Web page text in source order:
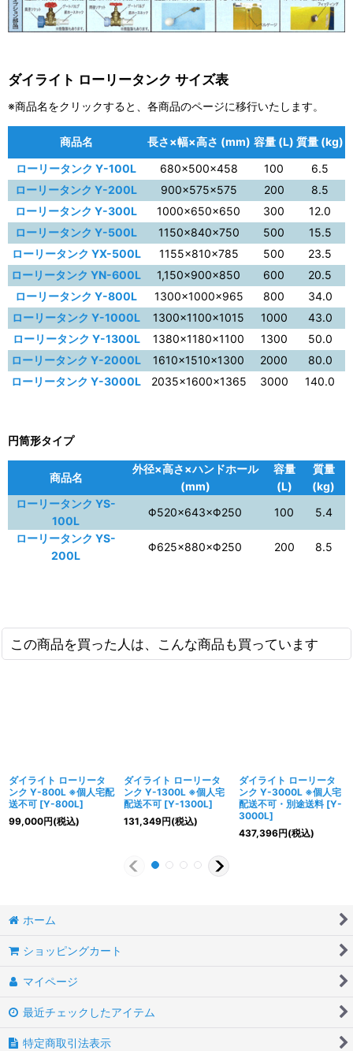
ダイライト ローリータンク サイズ表
※商品名をクリックすると、各商品のページに移行いたします。
商品名 長さ×幅×高さ (mm) 容量 (L) 質量 (kg)
ローリータンク Y-100L
680×500×458 100
6.5
ローリータンク Y-200L
900×575×575 200
8.5
ローリータンク Y-300L
1000×650×650 300
12.0
ローリータンク Y-500L
1150×840×750 500
15.5
ローリータンク YX-500L
1155×810×785 500
23.5
ローリータンク YN-600L
1,150×900×850 600
20.5
ローリータンク Y-800L
1300×1000×965 800
34.0
ローリータンク Y-1000L
1300×1100×1015 1000
43.0
ローリータンク Y-1300L
1380×1180×1100 1300
50.0
ローリータンク Y-2000L
1610×1510×1300 2000
80.0
ローリータンク Y-3000L
2035×1600×1365 3000 140.0
円筒形タイプ
商品名
外径×高さ×ハンドホール
(mm)
容量
(L)
質量
(kg)
ローリータンク YS-
100L
Φ520×643×Φ250 100
5.4
ローリータンク YS-
200L
Φ625×880×Φ250 200 8.5
この商品を買った人は、こんな商品も買っています
ダイライト ローリータ
ンク Y-800L ※個人宅配
送不可 [Y-800L]
99,000円(税込)
ダイライト ローリータ
ンク Y-1300L ※個人宅
配送不可 [Y-1300L]
131,349円(税込)
ダイライト ローリータ
ンク Y-3000L ※個人宅
配送不可・別途送料 [Y-
3000L]
437,396円(税込)
ホーム
ショッピングカート
マイページ
最近チェックしたアイテム
特定商取引法表示